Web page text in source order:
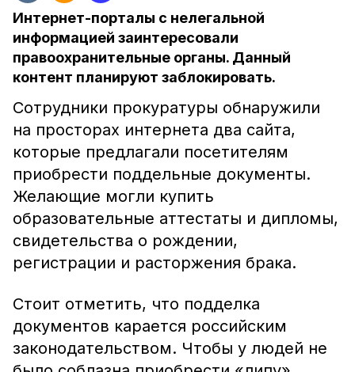
Интернет-порталы с нелегальной
информацией заинтересовали
правоохранительные органы. Данный
контент планируют заблокировать.
Сотрудники прокуратуры обнаружили
на просторах интернета два сайта,
которые предлагали посетителям
приобрести поддельные документы.
Желающие могли купить
образовательные аттестаты и дипломы,
свидетельства о рождении,
регистрации и расторжения брака.
Стоит отметить, что подделка
документов карается российским
законодательством. Чтобы у людей не